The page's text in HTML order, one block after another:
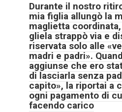
Durante il nostro
mia figlia allungò la
maglietta
gliela strappò via e
riservata solo alle
madri e padri».
aggiunse che ero
di lasciarla senza
capito», la riportai a
ogni pagamento di
facendo carico